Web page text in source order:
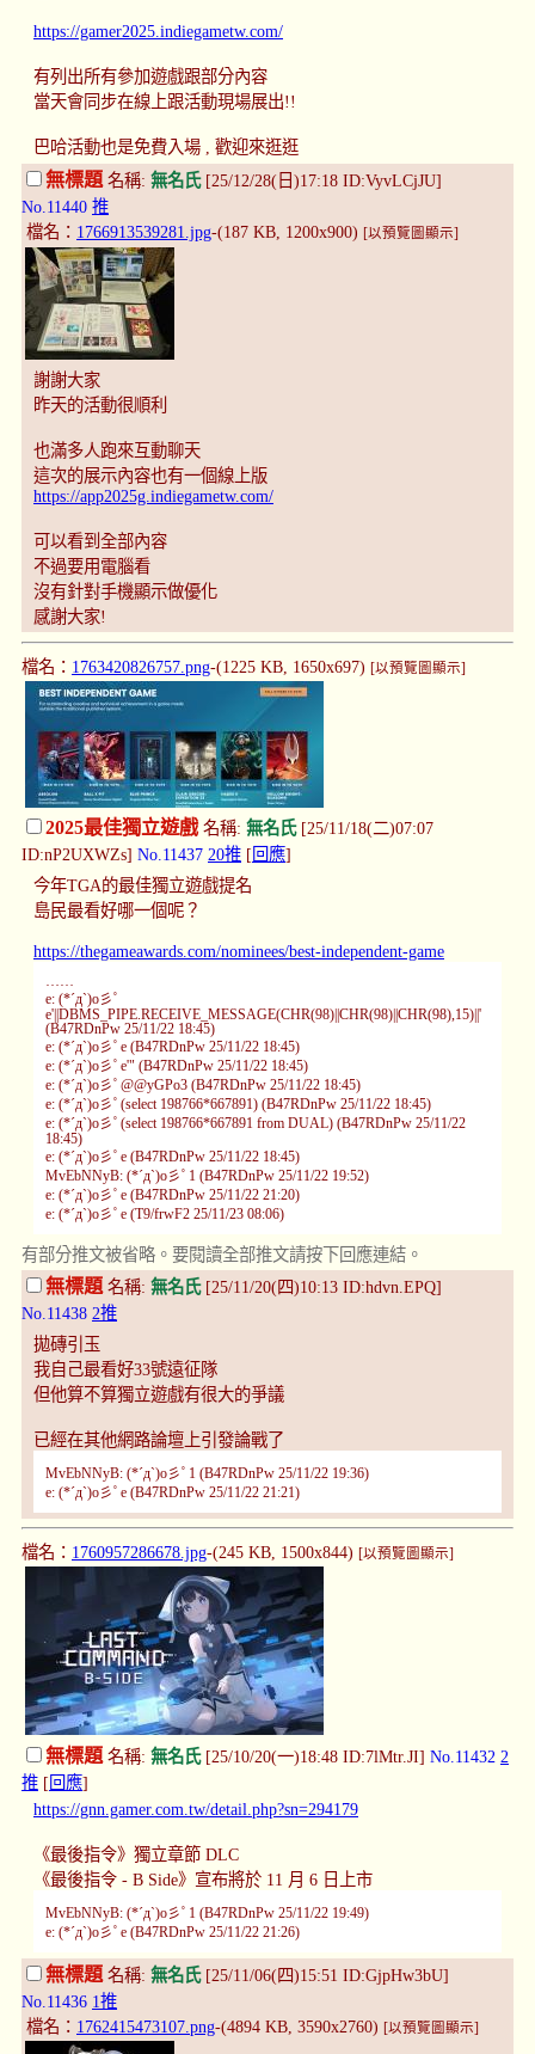
https://gamer2025.indiegametw.com/
有列出所有參加遊戲跟部分內容
當天會同步在線上跟活動現場展出!!
巴哈活動也是免費入場 , 歡迎來逛逛
無標題名稱: 無名氏[25/12/28(日)17:18 ID:VyvLCjJU]
No.11440 推
檔名： 1766913539281.jpg-(187 KB, 1200x900) [以預覽圖顯示]
謝謝大家
昨天的活動很順利
也滿多人跑來互動聊天
這次的展示內容也有一個線上版
https://app2025g.indiegametw.com/
可以看到全部內容
不過要用電腦看
沒有針對手機顯示做優化
感謝大家!
檔名： 1763420826757.png-(1225 KB, 1650x697) [以預覽圖顯示]
2025最佳獨立遊戲名稱: 無名氏[25/11/18(二)07:07
ID:nP2UXWZs] No.11437 20推 [ 回應]
今年TGA的最佳獨立遊戲提名
島民最看好哪一個呢？
https://thegameawards.com/nominees/best-independent-game
……
e: (*´д`)o彡ﾟ
e'||DBMS_PIPE.RECEIVE_MESSAGE(CHR(98)||CHR(98)||CHR(98),15)||'
(B47RDnPw 25/11/22 18:45)
e: (*´д`)o彡ﾟe (B47RDnPw 25/11/22 18:45)
e: (*´д`)o彡ﾟe'" (B47RDnPw 25/11/22 18:45)
e: (*´д`)o彡ﾟ@@yGPo3 (B47RDnPw 25/11/22 18:45)
e: (*´д`)o彡ﾟ(select 198766*667891) (B47RDnPw 25/11/22 18:45)
e: (*´д`)o彡ﾟ(select 198766*667891 from DUAL) (B47RDnPw 25/11/22
18:45)
e: (*´д`)o彡ﾟe (B47RDnPw 25/11/22 18:45)
MvEbNNyB: (*´д`)o彡ﾟ1 (B47RDnPw 25/11/22 19:52)
e: (*´д`)o彡ﾟe (B47RDnPw 25/11/22 21:20)
e: (*´д`)o彡ﾟe (T9/frwF2 25/11/23 08:06)
有部分推文被省略。要閱讀全部推文請按下回應連結。
無標題 名稱: 無名氏[25/11/20(四)10:13 ID:hdvn.EPQ]
No.11438 2推
拋磚引玉
我自己最看好33號遠征隊
但他算不算獨立遊戲有很大的爭議
已經在其他網路論壇上引發論戰了
MvEbNNyB: (*´д`)o彡ﾟ1 (B47RDnPw 25/11/22 19:36)
e: (*´д`)o彡ﾟe (B47RDnPw 25/11/22 21:21)
檔名： 1760957286678.jpg-(245 KB, 1500x844) [以預覽圖顯示]
無標題名稱: 無名氏[25/10/20(一)18:48 ID:7lMtr.JI] No.11432 2
推 [ 回應]
https://gnn.gamer.com.tw/detail.php?sn=294179
《最後指令》獨立章節 DLC
《最後指令 - B Side》宣布將於 11 月 6 日上市
MvEbNNyB: (*´д`)o彡ﾟ1 (B47RDnPw 25/11/22 19:49)
e: (*´д`)o彡ﾟe (B47RDnPw 25/11/22 21:26)
無標題 名稱: 無名氏[25/11/06(四)15:51 ID:GjpHw3bU]
No.11436 1推
檔名： 1762415473107.png-(4894 KB, 3590x2760) [以預覽圖顯示]